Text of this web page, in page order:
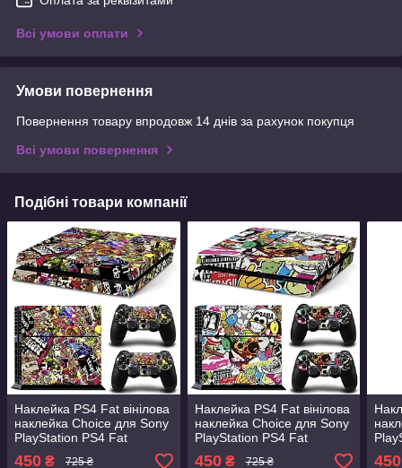
Всі умови оплати
Умови повернення
Повернення товару впродовж 14 днів за рахунок покупця
Всі умови повернення
Подібні товари компанії
Наклейка PS4 Fat вінілова
наклейка Choice для Sony
PlayStation PS4 Fat
DualShock 4 Boosted
450 ₴ 725 ₴
Наклейка PS4 Fat вінілова
наклейка Choice для Sony
PlayStation PS4 Fat
DualShock 4 Prama
450₴ 725 ₴ 450